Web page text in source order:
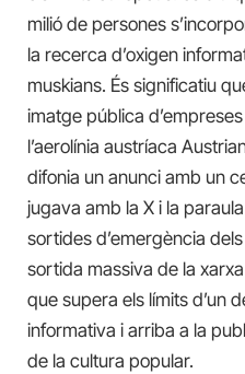
milió de persones
la recerca d’oxigen
muskians. És significatiu
imatge pública
l’aerolínia austríaca
difonia un anunci amb un
jugava amb la X i la
sortides d’emergència
sortida massiva de la
que supera els límits d’un
informativa i arriba a la
de la cultura popular.